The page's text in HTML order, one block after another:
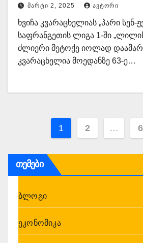
ᲛᲐᲠᲢᲘ 2, 2025 ᲐᲕᲢᲝᲠᲘ
ხვიჩა კვარაცხელიას „პარი სენ-
საფრანგეთის ლიგა 1-ში
ძლიერი მეტოქე იოლად
კვარაცხელია მოედანზე 63-ე…
ჩანაწერების
გვერდებათ
დაშლა
1 2 … 6
თემები
ბლოგი
ეკონომიკა